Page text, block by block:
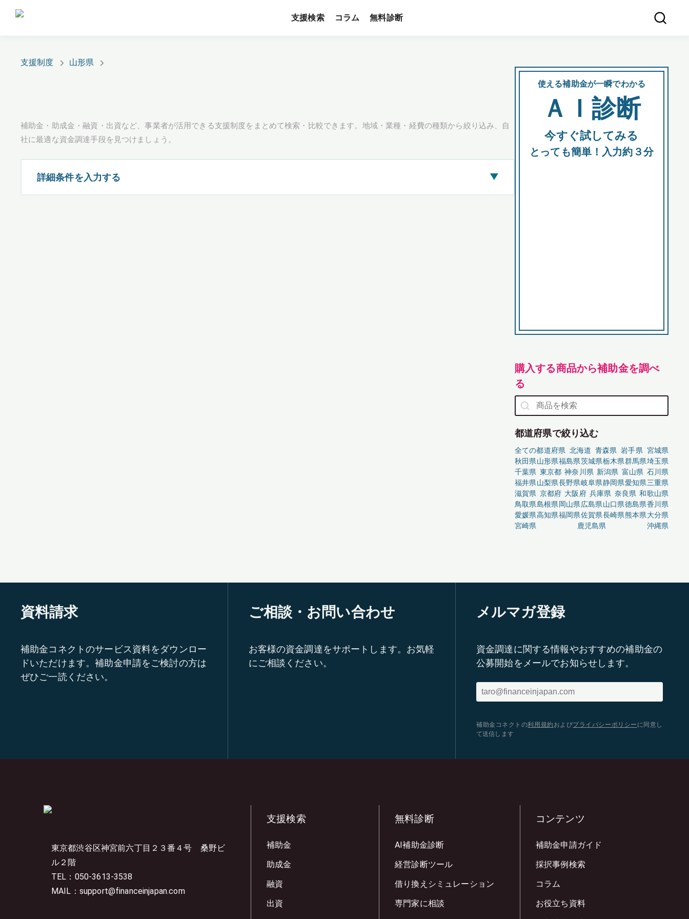
支援検索 コラム 無料診断
支援制度 山形県
補助金・助成金・融資・出資など、事業者が活用できる支援制度をまとめて検索・比較できます。地域・業種・経費の種類から絞り込み、自
社に最適な資金調達手段を見つけましょう。
詳細条件を入力する ▶
使える補助金が一瞬でわかる
ＡＩ診断
今すぐ試してみる
とっても簡単！入力約３分
購入する商品から補助金を調べ
る
都道府県で絞り込む
全ての都道府県 北海道 青森県 岩手県 宮城県
秋田県山形県福島県茨城県栃木県群馬県埼玉県
千葉県 東京都 神奈川県 新潟県 富山県 石川県
福井県山梨県長野県岐阜県静岡県愛知県三重県
滋賀県 京都府 大阪府 兵庫県 奈良県 和歌山県
鳥取県島根県岡山県広島県山口県徳島県香川県
愛媛県高知県福岡県佐賀県長崎県熊本県大分県
宮崎県
鹿児島県 沖縄県
資料請求
補助金コネクトのサービス資料をダウンロー
ドいただけます。補助金申請をご検討の方は
ぜひご一読ください。
ご相談・お問い合わせ
お客様の資金調達をサポートします。お気軽
にご相談ください。
メルマガ登録
資金調達に関する情報やおすすめの補助金の
公募開始をメールでお知らせします。
補助金コネクトの利用規約 およびプライバシーポリシー に同意し
て送信します
東京都渋谷区神宮前六丁目２３番４号 桑野ビ
ル２階
TEL：050-3613-3538
MAIL：support@financeinjapan.com
支援検索
補助金
助成金
融資
出資
無料診断
AI補助金診断
経営診断ツール
借り換えシミュレーション
専門家に相談
コンテンツ
補助金申請ガイド
採択事例検索
コラム
お役立ち資料